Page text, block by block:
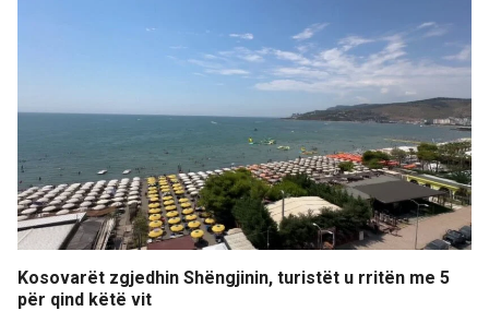
Kosovarët zgjedhin Shëngjinin, turistët u rritën me 5
për qind këtë vit